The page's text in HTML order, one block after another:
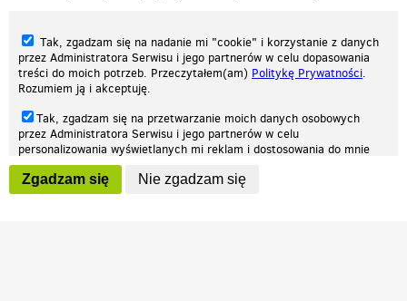
Nasza strona internetowa używa plików cookies (tzw. ciasteczka) w celach
statystycznych, reklamowych oraz funkcjonalnych. Dzięki nim możemy
indywidualnie dostosować stronę do twoich potrzeb. Każdy może zaakceptować
pliki cookies albo ma możliwość wyłączenia ich w przeglądarce, dzięki czemu nie
będą zbierane żadne informacje.
Tak, zgadzam się na nadanie mi "cookie" i korzystanie z danych
przez Administratora Serwisu i jego partnerów w celu dopasowania
treści do moich potrzeb. Przeczytałem(am) Politykę Prywatności.
Rozumiem ją i akceptuję.
Tak, zgadzam się na przetwarzanie moich danych osobowych
przez Administratora Serwisu i jego partnerów w celu
personalizowania wyświetlanych mi reklam i dostosowania do mnie
prezentowanych treści marketingowych. Przeczytałem(am)
Prywatności. Rozumiem ją i akceptuję.
Zgadzam się Nie zgadzam się